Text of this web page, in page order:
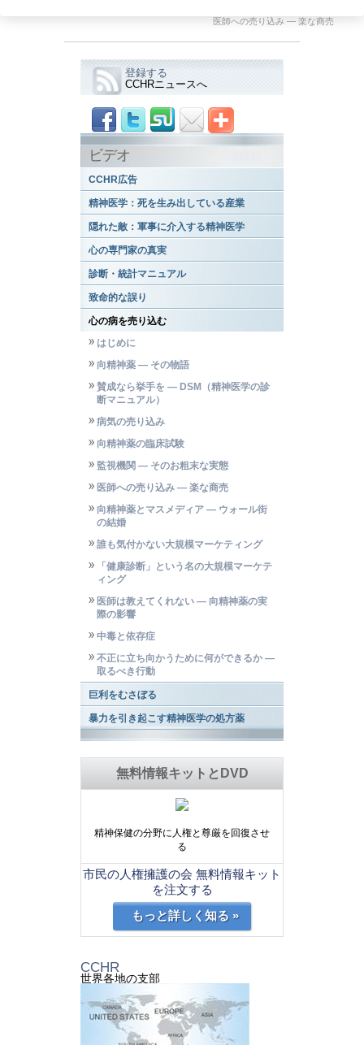
医師への売り込み ― 楽な商売
登録する
CCHRニュースへ
ビデオ
CCHR広告
精神医学：死を生み出している産業
隠れた敵：軍事に介入する精神医学
心の専門家の真実
診断・統計マニュアル
致命的な誤り
心の病を売り込む
はじめに
向精神薬 — その物語
賛成なら挙手を — DSM（精神医学の診
断マニュアル）
病気の売り込み
向精神薬の臨床試験
監視機関 ― そのお粗末な実態
医師への売り込み ― 楽な商売
向精神薬とマスメディア ― ウォール街
の結婚
誰も気付かない大規模マーケティング
「健康診断」という名の大規模マーケテ
ィング
医師は教えてくれない ― 向精神薬の実
際の影響
中毒と依存症
不正に立ち向かうために何ができるか —
取るべき行動
巨利をむさぼる
暴力を引き起こす精神医学の処方薬
無料情報キットとDVD
精神保健の分野に人権と尊厳を回復させ
る
市民の人権擁護の会 無料情報キット
を注文する
もっと詳しく知る »
CCHR
世界各地の支部